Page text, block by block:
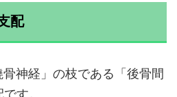
配
骨神経」の枝である「後骨間
す。